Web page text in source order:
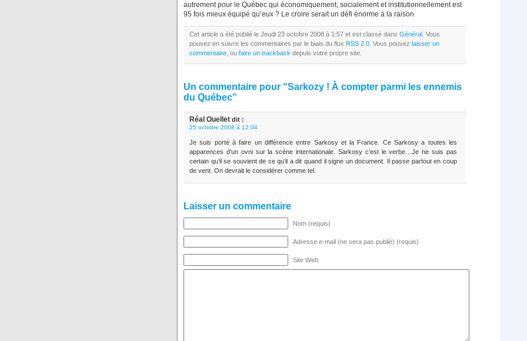
autrement pour le Québec qui économiquement, socialement et institutionnellement est
95 fois mieux équipé qu’eux ? Le croire serait un défi énorme à la raison
Cet article a été publié le Jeudi 23 octobre 2008 à 1:57 et est classé dans Général . Vous
pouvez en suivre les commentaires par le biais du flux RSS 2.0 . Vous pouvez laisser un
commentaire , ou faire un trackback depuis votre propre site.
Un commentaire pour “Sarkozy ! À compter parmi les ennemis
du Québec”
Réal Ouellet dit :
25 octobre 2008 à 12:04
Je suis porté à faire un différence entre Sarkosy et la France. Ce Sarkosy a toutes les
apparences d’un ovni sur la scéne internationale. Sarkosy c’est le verbe…Je ne suis pas
certain qu’il se souvient de ce qu’il a dit quand il signe un document. Il passe partout en coup
de vent. On devrait le considérer comme tel.
Laisser un commentaire
Nom (requis)
Adresse e-mail (ne sera pas publié) (requis)
Site Web